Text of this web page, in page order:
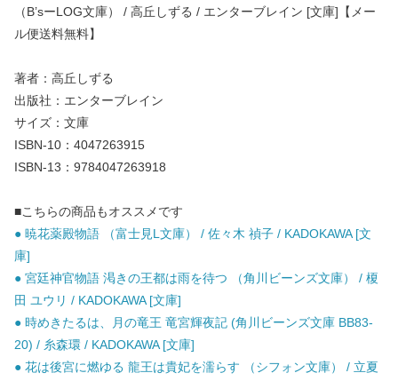
（B’sーLOG文庫） / 高丘しずる / エンターブレイン [文庫]【メー
ル便送料無料】
著者：高丘しずる
出版社：エンターブレイン
サイズ：文庫
ISBN-10：4047263915
ISBN-13：9784047263918
■こちらの商品もオススメです
● 暁花薬殿物語 （富士見L文庫） / 佐々木 禎子 / KADOKAWA [文
庫]
● 宮廷神官物語 渇きの王都は雨を待つ （角川ビーンズ文庫） / 榎
田 ユウリ / KADOKAWA [文庫]
● 時めきたるは、月の竜王 竜宮輝夜記 (角川ビーンズ文庫 BB83-
20) / 糸森環 / KADOKAWA [文庫]
● 花は後宮に燃ゆる 龍王は貴妃を濡らす （シフォン文庫） / 立夏